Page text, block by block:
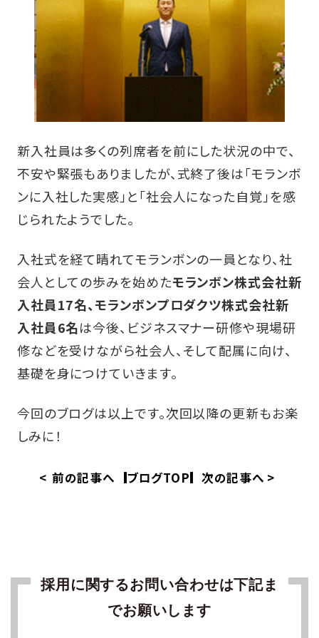
新入社員は多くの列席者を前にした状況の中で、
不安や緊張もありましたが、式終了後は「モランボ
ンに入社した実感」と「社会人になった自覚」を感
じられたようでした。
入社式を経て晴れてモランボンの一員となり、社
会人としての歩みを始めたモランボン株式会社新
入社員17名、モランボンプロダクツ株式会社新
入社員6名は今後、ビジネスマナー研修や現場研
修などを受けながら社会人、そして配属に向け、
基礎を身につけていきます。
今回のブログは以上です。次回以降の更新もお楽
しみに！
< 前の記事へ ブログTOP 次の記事へ >
採用に関するお問い合わせは下記ま
でお願いします